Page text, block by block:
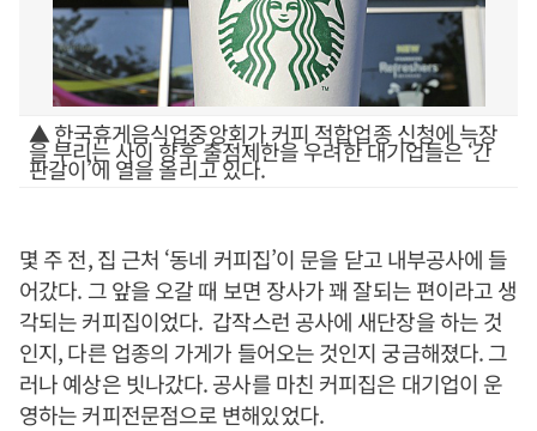
▲ 한국휴게음식업중앙회가 커피 적합업종 신청에 늑장
을 부리는 사이 향후 출점제한을 우려한 대기업들은 ‘간
판갈이’에 열을 올리고 있다.
몇 주 전, 집 근처 ‘동네 커피집’이 문을 닫고 내부공사에 들
어갔다. 그 앞을 오갈 때 보면 장사가 꽤 잘되는 편이라고 생
각되는 커피집이었다. 갑작스런 공사에 새단장을 하는 것
인지, 다른 업종의 가게가 들어오는 것인지 궁금해졌다. 그
러나 예상은 빗나갔다. 공사를 마친 커피집은 대기업이 운
영하는 커피전문점으로 변해있었다.